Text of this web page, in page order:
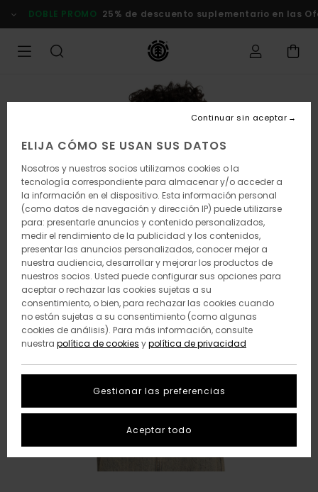
la
DOBLE PROMO 25% de descuento suplementario en las
ELIJA CÓMO SE USAN SUS DATOS
Nosotros y nuestros socios utilizamos cookies o la
tecnología correspondiente para almacenar y/o acceder a
la información en el dispositivo. Esta información personal
(como datos de navegación y dirección IP) puede utilizarse
para: presentarle anuncios y contenido personalizados,
medir el rendimiento de la publicidad y los contenidos,
presentar las anuncios personalizados, conocer mejor a
nuestra audiencia, desarrollar y mejorar los productos de
nuestros socios. Usted puede configurar sus opciones para
aceptar o rechazar las cookies sujetas a su
consentimiento, o bien, para rechazar las cookies cuando
no están sujetas a su consentimiento (como algunas
cookies de análisis). Para más información, consulte
nuestra política de cookies ypolítica de privacidad
Gestionar las preferencias
Continuar sin aceptar
Aceptar todo